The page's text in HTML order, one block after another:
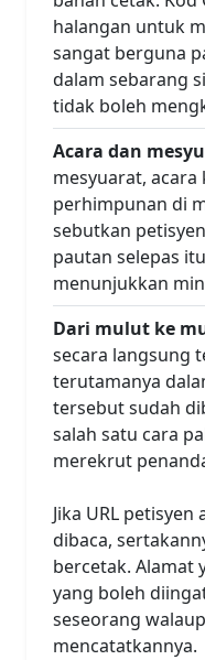
halangan untuk
sangat berguna
dalam sebarang
tidak boleh
Acara dan
mesyuarat,
perhimpunan di
sebutkan
pautan selepas
menunjukkan
Dari mulut ke
secara langsung
terutamanya
tersebut sudah
salah satu cara
merekrut
Jika URL
dibaca,
bercetak. Alamat
yang boleh
seseorang
mencatatkannya.